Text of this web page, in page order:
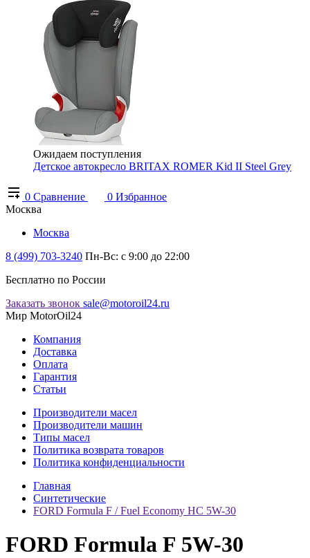
Ожидаем поступления
Детское автокресло BRITAX ROMER Kid II Steel Grey
0 Сравнение 0 Избранное
Москва
Москва
8 (499) 703-3240 Пн-Вс: с 9:00 до 22:00
Бесплатно по России
Заказать звонок sale@motoroil24.ru
Мир MotorOil24
Компания
Доставка
Оплата
Гарантия
Статьи
Производители масел
Производители машин
Типы масел
Политика возврата товаров
Политика конфиденциальности
Главная
Синтетические
FORD Formula F / Fuel Economy HC 5W-30
FORD Formula F 5W-30